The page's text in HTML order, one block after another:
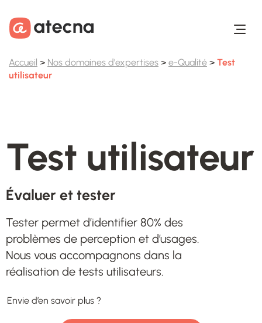
Accueil > Nos domaines d'expertises > e-Qualité > Test
utilisateur
Test utilisateur
Évaluer et tester
Tester permet d’identifier 80% des
problèmes de perception et d’usages.
Nous vous accompagnons dans la
réalisation de tests utilisateurs.
Envie d’en savoir plus ?